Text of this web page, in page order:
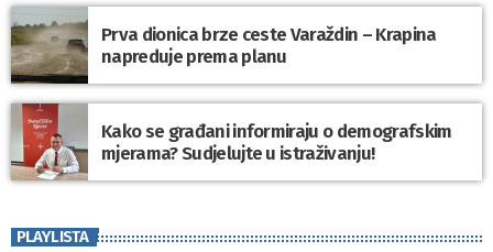
Prva dionica brze ceste Varaždin – Krapina
napreduje prema planu
Kako se građani informiraju o demografskim
mjerama? Sudjelujte u istraživanju!
PLAYLISTA